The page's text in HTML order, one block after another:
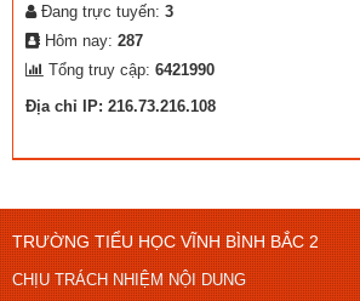
Đang trực tuyến: 3
Hôm nay: 287
Tổng truy cập: 6421990
Địa chỉ IP: 216.73.216.108
TRƯỜNG TIỂU HỌC VĨNH BÌNH BẮC 2
CHỊU TRÁCH NHIỆM NỘI DUNG